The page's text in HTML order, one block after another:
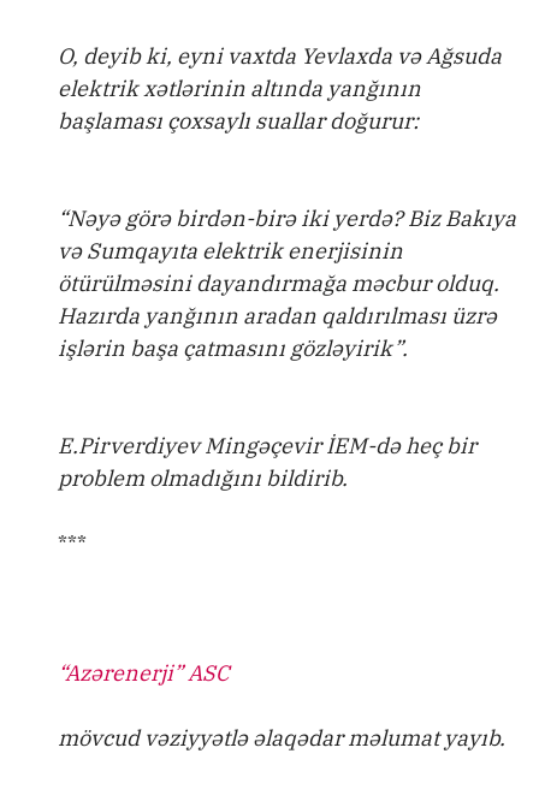
O, deyib ki, eyni vaxtda Yevlaxda və Ağsuda
elektrik xətlərinin altında yanğının
başlaması çoxsaylı suallar doğurur:
“Nəyə görə birdən-birə iki yerdə? Biz Bakıya
və Sumqayıta elektrik enerjisinin
ötürülməsini dayandırmağa məcbur olduq.
Hazırda yanğının aradan qaldırılması üzrə
işlərin başa çatmasını gözləyirik”.
E.Pirverdiyev Mingəçevir İEM-də heç bir
problem olmadığını bildirib.
***
“Azərenerji” ASC
mövcud vəziyyətlə əlaqədar məlumat yayıb.